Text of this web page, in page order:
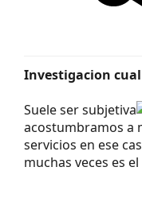
Investigacion
Suele ser subjetiva
acostumbramos a
servicios en ese
muchas veces es